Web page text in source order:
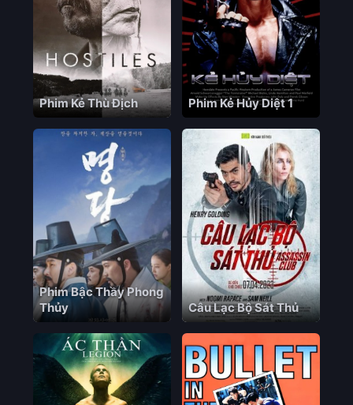
Phim Kẻ Thù Địch Phim Kẻ Hủy Diệt 1
Phim Bậc Thầy Phong
Thủy
Câu Lạc Bộ Sát Thủ